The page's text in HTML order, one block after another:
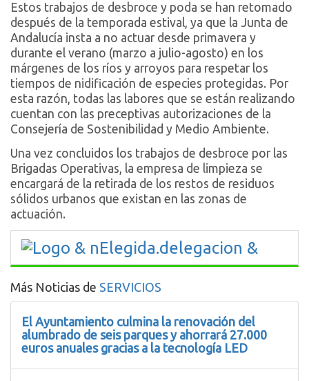
Estos trabajos de desbroce y poda se han retomado
después de la temporada estival, ya que la Junta de
Andalucía insta a no actuar desde primavera y
durante el verano (marzo a julio-agosto) en los
márgenes de los ríos y arroyos para respetar los
tiempos de nidificación de especies protegidas. Por
esta razón, todas las labores que se están realizando
cuentan con las preceptivas autorizaciones de la
Consejería de Sostenibilidad y Medio Ambiente.
Una vez concluidos los trabajos de desbroce por las
Brigadas Operativas, la empresa de limpieza se
encargará de la retirada de los restos de residuos
sólidos urbanos que existan en las zonas de
actuación.
Más Noticias de SERVICIOS
El Ayuntamiento culmina la renovación del
alumbrado de seis parques y ahorrará 27.000
euros anuales gracias a la tecnología LED